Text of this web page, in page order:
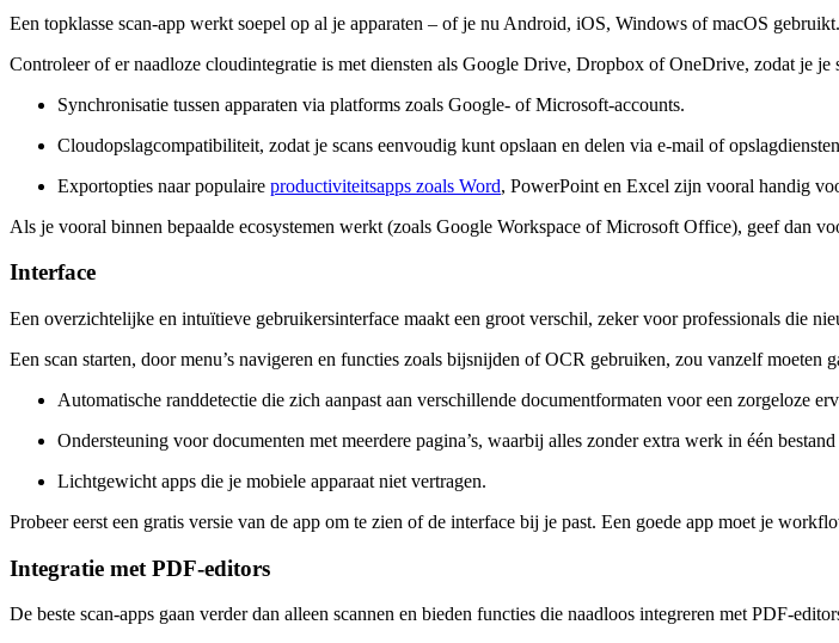
Een topklasse scan-app werkt soepel op al je apparaten – of je nu Android, iOS, Windows of macOS gebruikt.
Controleer of er naadloze cloud­integratie is met diensten als Google Drive, Dropbox of OneDrive, zodat je
Synchronisatie tussen apparaten via platforms zoals Google- of Microsoft-accounts.
Cloud­opslag­compatibiliteit, zodat je scans eenvoudig kunt opslaan en delen via e-mail of
Export­opties naar populaire productiviteits­apps zoals Word, PowerPoint en Excel zijn vooral handig
Als je vooral binnen bepaalde ecosystemen werkt (zoals Google Workspace of Microsoft Office), geef dan
Interface
Een overzichtelijke en intuïtieve gebruikers­interface maakt een groot verschil, zeker voor professionals die
Een scan starten, door menu’s navigeren en functies zoals bijsnijden of OCR gebruiken, zou vanzelf moeten
Automatische rand­detectie die zich aanpast aan verschillende document­formaten voor een zorgeloze
Ondersteuning voor documenten met meerdere pagina’s, waarbij alles zonder extra werk in één
Lichtgewicht apps die je mobiele apparaat niet vertragen.
Probeer eerst een gratis versie van de app om te zien of de interface bij je past. Een goede app moet je
Integratie met PDF-editors
De beste scan-apps gaan verder dan alleen scannen en bieden functies die naadloos integreren met PDF-